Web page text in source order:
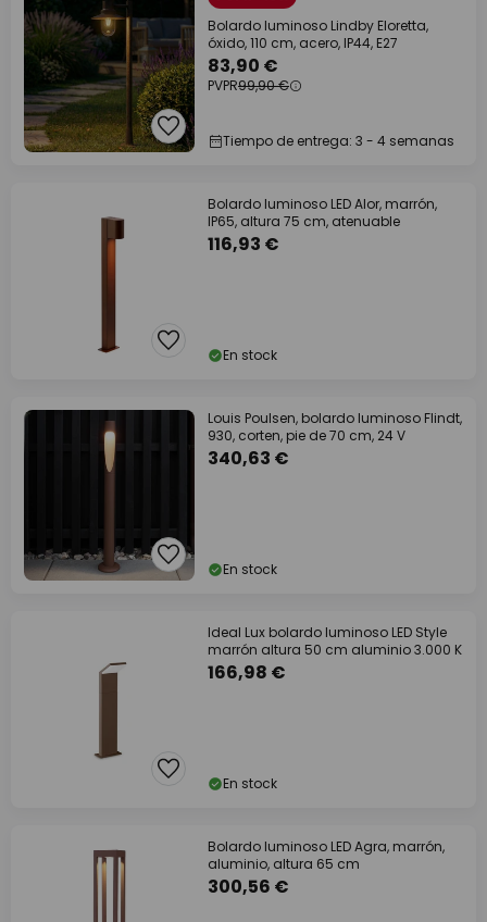
Bolardo luminoso Lindby Eloretta,
óxido, 110 cm, acero, IP44, E27
83,90 €
PVPR99,90 €
Tiempo de entrega: 3 - 4 semanas
Bolardo luminoso LED Alor, marrón,
IP65, altura 75 cm, atenuable
116,93 €
En stock
Louis Poulsen, bolardo luminoso Flindt,
930, corten, pie de 70 cm, 24 V
340,63 €
En stock
Ideal Lux bolardo luminoso LED Style
marrón altura 50 cm aluminio 3.000 K
166,98 €
En stock
Bolardo luminoso LED Agra, marrón,
aluminio, altura 65 cm
300,56 €